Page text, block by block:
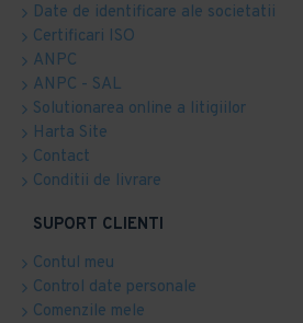
Date de identificare ale societatii
Certificari ISO
ANPC
ANPC - SAL
Solutionarea online a litigiilor
Harta Site
Contact
Conditii de livrare
SUPORT CLIENTI
Contul meu
Control date personale
Comenzile mele